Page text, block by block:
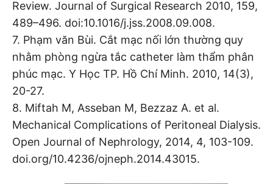
Review. Journal of Surgical Research 2010, 159,
489–496. doi:10.1016/j.jss.2008.09.008.
7. Phạm văn Bùi. Cắt mạc nối lớn thường quy
nhằm phòng ngừa tắc catheter làm thẩm phân
phúc mạc. Y Học TP. Hồ Chí Minh. 2010, 14(3),
20-27.
8. Miftah M, Asseban M, Bezzaz A. et al.
Mechanical Complications of Peritoneal Dialysis.
Open Journal of Nephrology, 2014, 4, 103-109.
doi.org/10.4236/ojneph.2014.43015.